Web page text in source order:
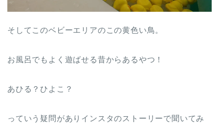
そしてこのベビーエリアのこの黄色い鳥。
お風呂でもよく遊ばせる昔からあるやつ！
あひる？ひよこ？
っていう疑問がありインスタのストーリーで聞いてみ